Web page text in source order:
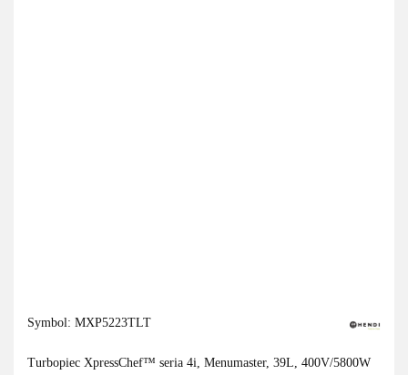
Symbol: MXP5223TLT
Turbopiec XpressChef™ seria 4i, Menumaster, 39L, 400V/5800W